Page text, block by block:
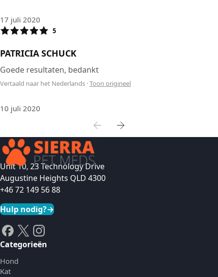
17 juli 2020
5
PATRICIA SCHUCK
Goede resultaten, bedankt
Vertaald naar het Nederlands ·Toon origineel
10 juli 2020
Unit 10, 23 Technology Drive
Augustine Heights QLD 4300
+46 72 149 56 88
Hulp nodig?→
Categorieën
Hond
Kat